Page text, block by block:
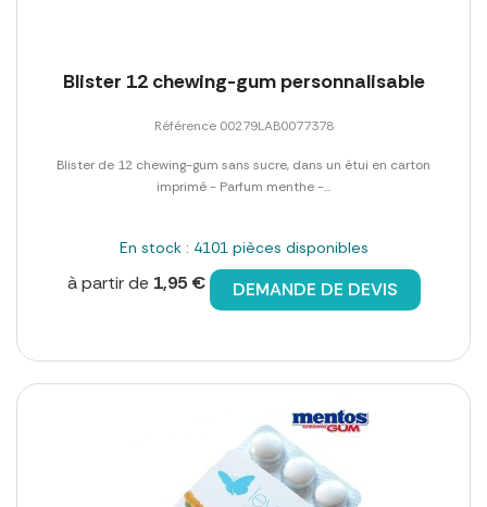
Blister 12 chewing-gum personnalisable
Référence 00279LAB0077378
Blister de 12 chewing-gum sans sucre, dans un étui en carton
imprimé - Parfum menthe -...
En stock : 4101 pièces disponibles
à partir de 1,95 € DEMANDE DE DEVIS